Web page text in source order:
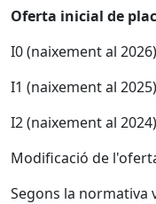
Oferta inicial de
I0 (naixement al
I1 (naixement al
I2 (naixement al
Modificació de
Segons la normativa